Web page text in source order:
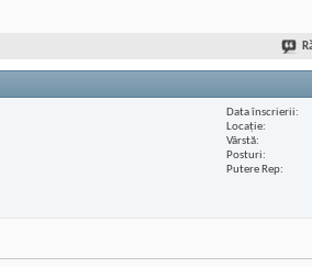
Data înscrierii
Locaţie
Vârstă
Posturi
Putere Rep